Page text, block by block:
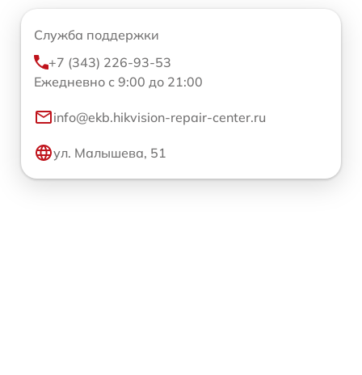
Служба поддержки
+7 (343) 226-93-53
Ежедневно с 9:00 до 21:00
info@ekb.hikvision-repair-center.ru
ул. Малышева, 51